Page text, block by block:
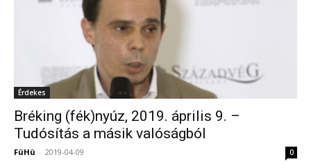
Érdekes
Bréking (fék)nyúz, 2019. április 9. –
Tudósítás a másik valóságból
FüHü - 2019-04-09 0